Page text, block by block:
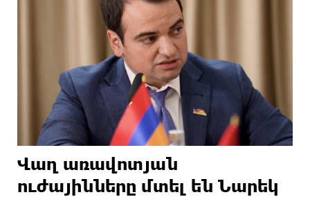
Վաղ առավոտյան
ուժայինները մտել են Նարեկ